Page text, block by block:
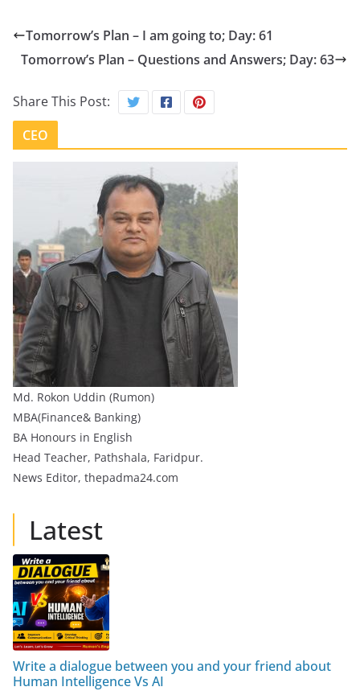
Tomorrow’s Plan – I am going to; Day: 61
Tomorrow’s Plan – Questions and Answers; Day: 63
Share This Post:
CEO
Md. Rokon Uddin (Rumon)
MBA(Finance& Banking)
BA Honours in English
Head Teacher, Pathshala, Faridpur.
News Editor, thepadma24.com
Latest
Write a dialogue between you and your friend about
Human Intelligence Vs AI